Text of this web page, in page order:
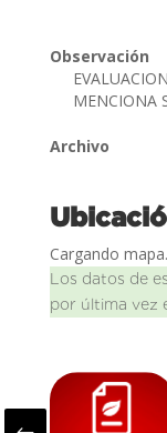
Observación
MENCIONA
Archivo
Cargando
Los datos de
por última vez